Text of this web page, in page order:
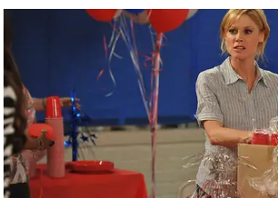
neox
Madrid
Publicado: 10 de mayo de 2011, 18:56